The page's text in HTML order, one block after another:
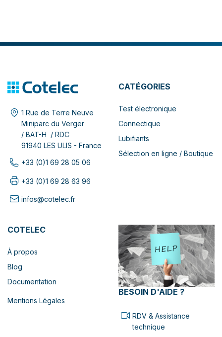
1 Rue de Terre Neuve
Miniparc du Verger
/ BAT-H / RDC
91940 LES ULIS - France
+33 (0)1 69 28 05 06
+33 (0)1 69 28 63 96
infos@cotelec.fr
CATÉGORIES
Test électronique
Connectique
Lubifiants
Sélection en ligne / Boutique
COTELEC
À propos
Blog
Documentation
Mentions Légales
BESOIN D'AIDE ?
RDV & Assistance
technique